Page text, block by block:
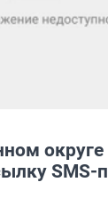
округе
SMS-